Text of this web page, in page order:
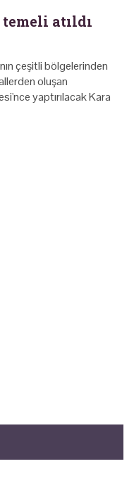
atıldı
çeşitli bölgelerinden
oluşan
yaptırılacak Kara